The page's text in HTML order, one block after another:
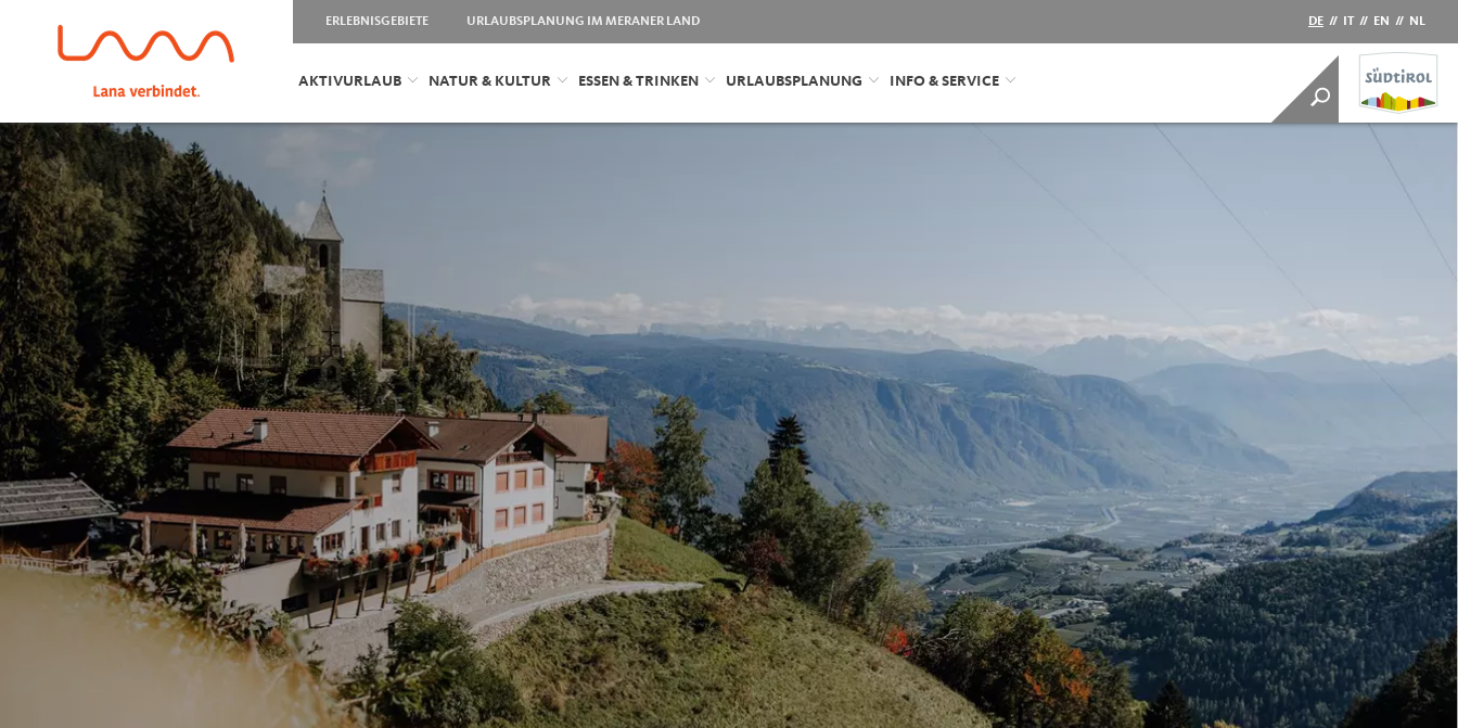
ERLEBNISGEBIETE URLAUBSPLANUNG IM MERANER LAND DE // IT // EN // NL
AKTIVURLAUB NATUR & KULTUR ESSEN & TRINKEN URLAUBSPLANUNG INFO & SERVICE